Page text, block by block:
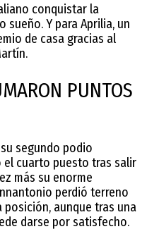
conquistar la
Y para Aprilia, un
de casa gracias al
PUNTOS
segundo podio
el cuarto puesto tras salir
más su enorme
perdió terreno
aunque tras una
darse por satisfecho.